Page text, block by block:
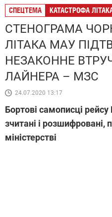
СПЕЦТЕМА КАТАСТРОФА
СТЕНОГРАМА
ЛІТАКА МАУ
НЕЗАКОННЕ
ЛАЙНЕРА – МЗС
24.07.2020 13:17
Бортові самописці
зчитані і розшифровані,
міністерстві